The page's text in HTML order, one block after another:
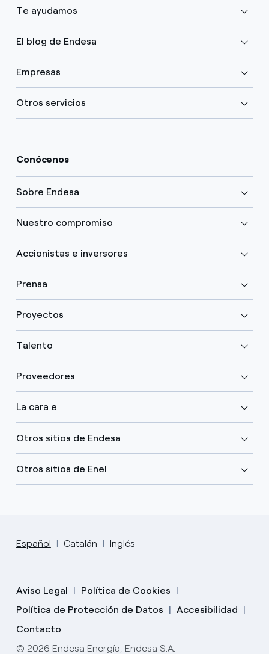
Te ayudamos
El blog de Endesa
Empresas
Otros servicios
Conócenos
Sobre Endesa
Nuestro compromiso
Accionistas e inversores
Prensa
Proyectos
Talento
Proveedores
La cara e
Otros sitios de Endesa
Otros sitios de Enel
Español Catalán Inglés
Aviso Legal
Política de Cookies
Política de Protección de Datos
Accesibilidad
Contacto
© 2026 Endesa Energía, Endesa S.A.